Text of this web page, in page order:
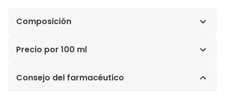
Composición
AQUA / WATER / EAU, GLYCERIN, BUTYLENE GLYCOL,
AMMONIUM POLYACRYLOYLDIMETHYL TAURATE,
Precio por 100 ml
56,93€ / 100 ml
Consejo del farmacéutico